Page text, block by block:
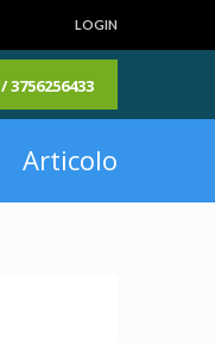
LOGIN
3756256433
Articolo